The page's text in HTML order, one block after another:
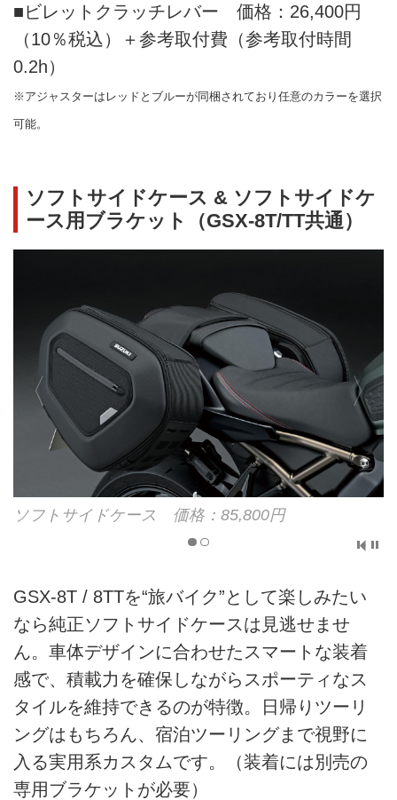
■ビレットクラッチレバー 価格：26,400円
（10％税込）＋参考取付費（参考取付時間
0.2h）
※アジャスターはレッドとブルーが同梱されており任意のカラーを選択
可能。
ソフトサイドケース & ソフトサイドケ
ース用ブラケット（GSX-8T/TT共通）
ソフトサイドケース 価格：85,800円
GSX-8T / 8TTを“旅バイク”として楽しみたい
なら純正ソフトサイドケースは見逃せませ
ん。車体デザインに合わせたスマートな装着
感で、積載力を確保しながらスポーティなス
タイルを維持できるのが特徴。日帰りツーリ
ングはもちろん、宿泊ツーリングまで視野に
入る実用系カスタムです。（装着には別売の
専用ブラケットが必要）